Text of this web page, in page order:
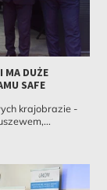
MA DUŻE
SAFE
krajobrazie -